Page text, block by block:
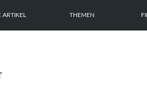
ARTIKEL THEMEN